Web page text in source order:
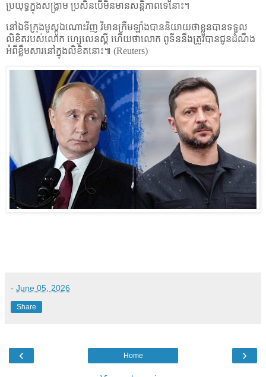
ប្រយុទ្ធក្នុងសង្រ្គាម ប្រសិនបើមិនមានសន្តិភាពទេនោះ។
នៅឯទីក្រុងមូស្គូឯណោះវិញ វិមានក្រឹមឡាំងបាននិយាយថាខ្លួនបានទទួល
លិខិតរបស់លោក ហ្សេលេនស្គី ហើយថាលោក ពូទីននឹងត្រូវបានជូនដំណឹង
អំពីខ្លឹមសារនៅក្នុងលិខិតនោះ៕ (Reuters)
- June 05, 2026
Share
‹ ›
Home